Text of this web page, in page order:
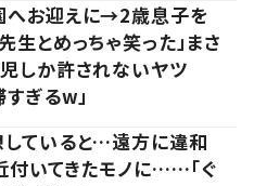
へお迎えに→2歳息子を
とめっちゃ笑った」まさ
しか許されないヤツ
ぎるw」
ていると…遠方に違和
付いてきたモノに……「ぐ